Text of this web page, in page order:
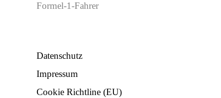
Formel-1-Fahrer
Datenschutz
Impressum
Cookie Richtline (EU)